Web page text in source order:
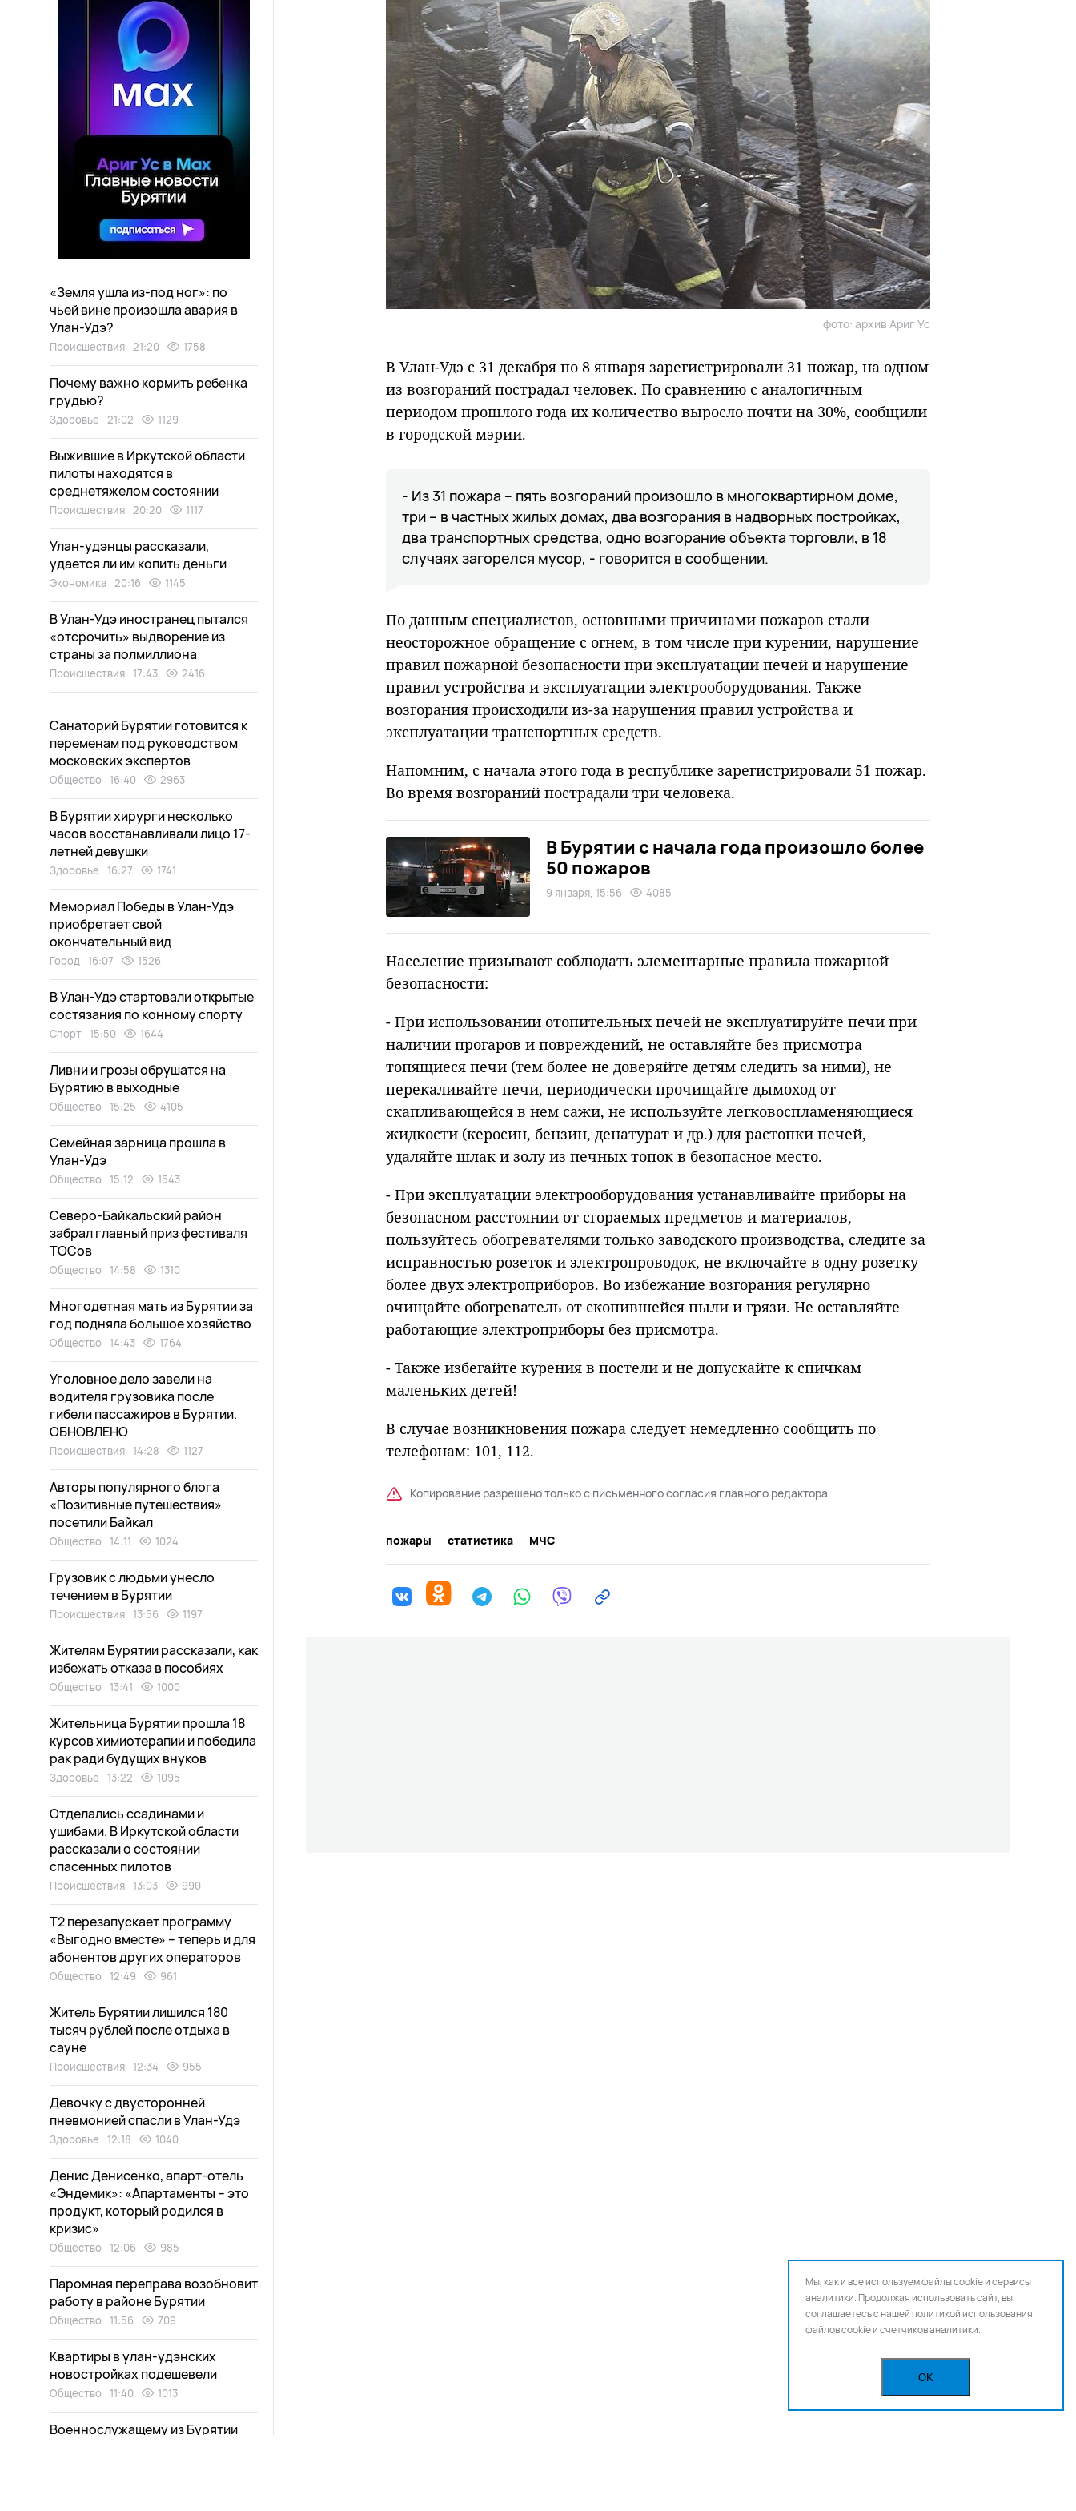
фото: архив Ариг Ус
В Улан-Удэ с 31 декабря по 8 января зарегистрировали 31 пожар, на одном
из возгораний пострадал человек. По сравнению с аналогичным
периодом прошлого года их количество выросло почти на 30%, сообщили
в городской мэрии.
- Из 31 пожара – пять возгораний произошло в многоквартирном доме,
три – в частных жилых домах, два возгорания в надворных постройках,
два транспортных средства, одно возгорание объекта торговли, в 18
случаях загорелся мусор, - говорится в сообщении.
По данным специалистов, основными причинами пожаров стали
неосторожное обращение с огнем, в том числе при курении, нарушение
правил пожарной безопасности при эксплуатации печей и нарушение
правил устройства и эксплуатации электрооборудования. Также
возгорания происходили из-за нарушения правил устройства и
эксплуатации транспортных средств.
Напомним, с начала этого года в республике зарегистрировали 51 пожар.
Во время возгораний пострадали три человека.
В Бурятии с начала года произошло более
50 пожаров
9 января, 15:56 4085
Население призывают соблюдать элементарные правила пожарной
безопасности:
- При использовании отопительных печей не эксплуатируйте печи при
наличии прогаров и повреждений, не оставляйте без присмотра
топящиеся печи (тем более не доверяйте детям следить за ними), не
перекаливайте печи, периодически прочищайте дымоход от
скапливающейся в нем сажи, не используйте легковоспламеняющиеся
жидкости (керосин, бензин, денатурат и др.) для растопки печей,
удаляйте шлак и золу из печных топок в безопасное место.
- При эксплуатации электрооборудования устанавливайте приборы на
безопасном расстоянии от сгораемых предметов и материалов,
пользуйтесь обогревателями только заводского производства, следите за
исправностью розеток и электропроводок, не включайте в одну розетку
более двух электроприборов. Во избежание возгорания регулярно
очищайте обогреватель от скопившейся пыли и грязи. Не оставляйте
работающие электроприборы без присмотра.
- Также избегайте курения в постели и не допускайте к спичкам
маленьких детей!
В случае возникновения пожара следует немедленно сообщить по
телефонам: 101, 112.
Копирование разрешено только с письменного согласия главного редактора
пожары статистика МЧС
«Земля ушла из-под ног»: по
чьей вине произошла авария в
Улан-Удэ?
Происшествия 21:20 1758
Почему важно кормить ребенка
грудью?
Здоровье 21:02 1129
Выжившие в Иркутской области
пилоты находятся в
среднетяжелом состоянии
Происшествия 20:20 1117
Улан-удэнцы рассказали,
удается ли им копить деньги
Экономика 20:16 1145
В Улан-Удэ иностранец пытался
«отсрочить» выдворение из
страны за полмиллиона
Происшествия 17:43 2416
Санаторий Бурятии готовится к
переменам под руководством
московских экспертов
Общество 16:40 2963
В Бурятии хирурги несколько
часов восстанавливали лицо 17-
летней девушки
Здоровье 16:27 1741
Мемориал Победы в Улан-Удэ
приобретает свой
окончательный вид
Город 16:07 1526
В Улан-Удэ стартовали открытые
состязания по конному спорту
Спорт 15:50 1644
Ливни и грозы обрушатся на
Бурятию в выходные
Общество 15:25 4105
Семейная зарница прошла в
Улан-Удэ
Общество 15:12 1543
Северо-Байкальский район
забрал главный приз фестиваля
ТОСов
Общество 14:58 1310
Многодетная мать из Бурятии за
год подняла большое хозяйство
Общество 14:43 1764
Уголовное дело завели на
водителя грузовика после
гибели пассажиров в Бурятии.
ОБНОВЛЕНО
Происшествия 14:28 1127
Авторы популярного блога
«Позитивные путешествия»
посетили Байкал
Общество 14:11 1024
Грузовик с людьми унесло
течением в Бурятии
Происшествия 13:56 1197
Жителям Бурятии рассказали, как
избежать отказа в пособиях
Общество 13:41 1000
Жительница Бурятии прошла 18
курсов химиотерапии и победила
рак ради будущих внуков
Здоровье 13:22 1095
Отделались ссадинами и
ушибами. В Иркутской области
рассказали о состоянии
спасенных пилотов
Происшествия 13:03 990
Т2 перезапускает программу
«Выгодно вместе» – теперь и для
абонентов других операторов
Общество 12:49 961
Житель Бурятии лишился 180
тысяч рублей после отдыха в
сауне
Происшествия 12:34 955
Девочку с двусторонней
пневмонией спасли в Улан-Удэ
Здоровье 12:18 1040
Денис Денисенко, апарт-отель
«Эндемик»: «Апартаменты – это
продукт, который родился в
кризис»
Общество 12:06 985
Паромная переправа возобновит
работу в районе Бурятии
Общество 11:56 709
Квартиры в улан-удэнских
новостройках подешевели
Общество 11:40 1013
Военнослужащему из Бурятии
Мы, как и все используем файлы cookie и сервисы
аналитики. Продолжая использовать сайт, вы
соглашаетесь с нашейполитикой использования
файлов cookie и счетчиков аналитики.
OK